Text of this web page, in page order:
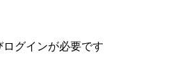
グインが必要です